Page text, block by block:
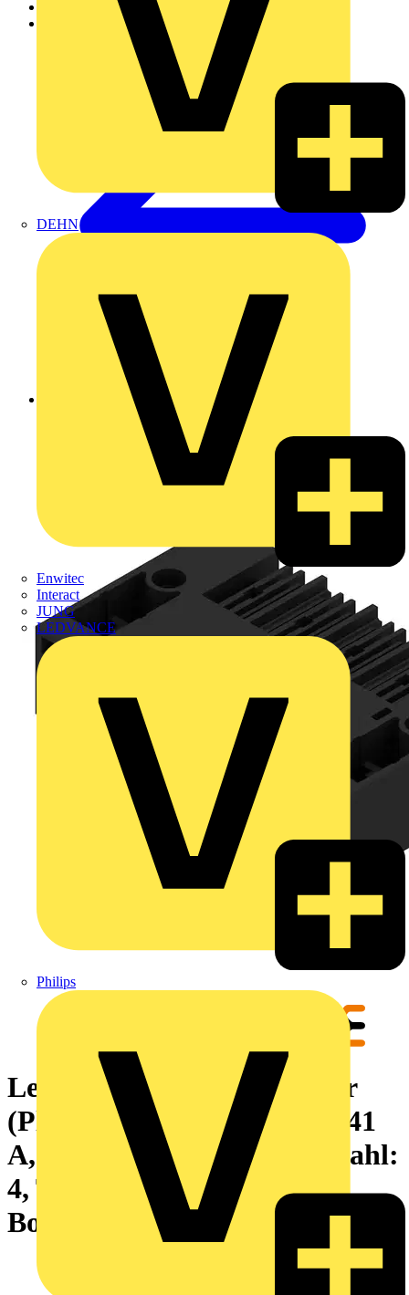
DEHN
Enwitec
Interact
JUNG
LEDVANCE
Philips
Zurück zu Produkte
Leiterplattensteckverbinder
(Platinenanschluss), 630 V, 41
A, Raster in mm: 7.62, Polzahl:
4, THT/THR-Lötanschluss,
Box